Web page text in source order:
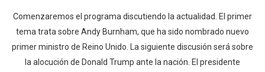
Comenzaremos el programa discutiendo la actualidad. El primer
tema trata sobre Andy Burnham, que ha sido nombrado nuevo
primer ministro de Reino Unido. La siguiente discusión será sobre
la alocución de Donald Trump ante la nación. El presidente